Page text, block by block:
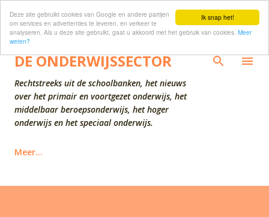
Ik snap het!
Deze site gebruikt cookies van Google en andere partijen
om services en advertenties te leveren, en verkeer te
analyseren. Als u deze site gebruikt, gaat u akkoord met het gebruik van cookies. Meer
weten?
Doorgaan naar hoofdcontent
DE ONDERWIJSSECTOR
Rechtstreeks uit de schoolbanken, het nieuws
over het primair en voortgezet onderwijs, het
middelbaar beroepsonderwijs, het hoger
onderwijs en het speciaal onderwijs.
Meer…